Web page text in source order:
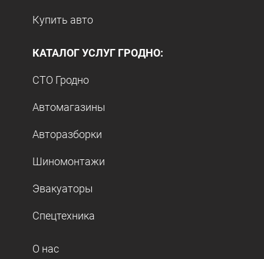
Купить авто
КАТАЛОГ УСЛУГ ГРОДНО:
СТО Гродно
Автомагазины
Авторазборки
Шиномонтажи
Эвакуаторы
Спецтехника
О нас